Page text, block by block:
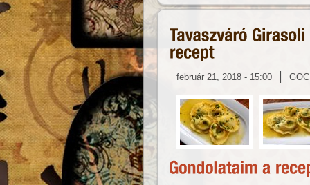
február 21, 2018 - 15:00 |